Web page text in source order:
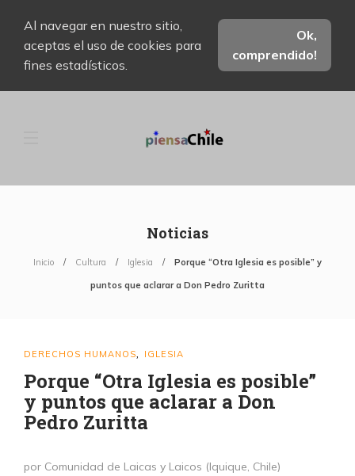
Al navegar en nuestro sitio,
aceptas el uso de cookies para
fines estadísticos.
Ok,
comprendido!
Noticias
Inicio Cultura Iglesia Porque “Otra Iglesia es posible” y
puntos que aclarar a Don Pedro Zuritta
DERECHOS HUMANOS IGLESIA
Porque “Otra Iglesia es posible”
y puntos que aclarar a Don
Pedro Zuritta
por Comunidad de Laicas y Laicos (Iquique, Chile)